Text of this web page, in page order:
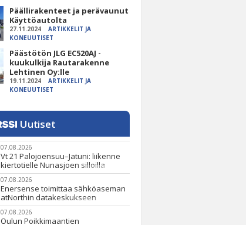
Päällirakenteet ja perävaunut
Käyttöautolta
27.11.2024
ARTIKKELIT JA
KONEUUTISET
Päästötön JLG EC520AJ -
kuukulkija Rautarakenne
Lehtinen Oy:lle
19.11.2024
ARTIKKELIT JA
KONEUUTISET
Uutiset
07.08.2026
Vt 21 Palojoensuu–Jatuni: liikenne
kiertotielle Nunasjoen silloilla
07.08.2026
Enersense toimittaa sähköaseman
atNorthin datakeskukseen
07.08.2026
Oulun Poikkimaantien